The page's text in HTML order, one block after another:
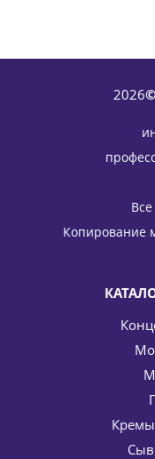
2026
Копирование
Кремы